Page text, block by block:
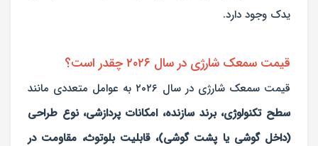
یدک وجود دارد.
قیمت سمعک شارژی در سال ۲۰۲۶ چقدر است؟
قیمت سمعک شارژی در سال ۲۰۲۶ به عوامل متعددی مانند
سطح تکنولوژی، برند سازنده، امکانات پردازشی، نوع طراحی
(داخل گوشی یا پشت گوشی)، قابلیت بلوتوث، مقاومت در